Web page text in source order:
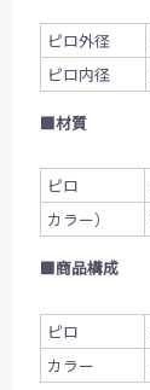
ピロ外径
ピロ内径
■材質
ピロ
カラー）
■商品構成
ピロ
カラー